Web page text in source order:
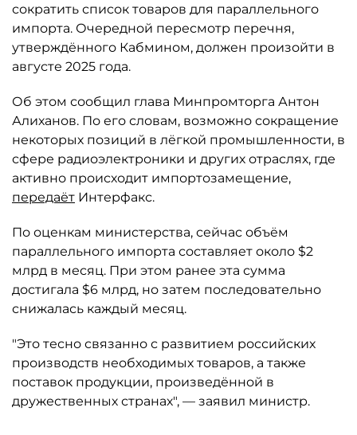
сократить список товаров для параллельного
импорта. Очередной пересмотр перечня,
утверждённого Кабмином, должен произойти в
августе 2025 года.
Об этом сообщил глава Минпромторга Антон
Алиханов. По его словам, возможно сокращение
некоторых позиций в лёгкой промышленности, в
сфере радиоэлектроники и других отраслях, где
активно происходит импортозамещение,
передаёт Интерфакс.
По оценкам министерства, сейчас объём
параллельного импорта составляет около $2
млрд в месяц. При этом ранее эта сумма
достигала $6 млрд, но затем последовательно
снижалась каждый месяц.
"Это тесно связанно с развитием российских
производств необходимых товаров, а также
поставок продукции, произведённой в
дружественных странах", — заявил министр.